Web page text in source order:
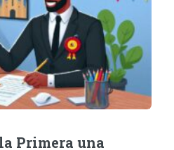
Primera una